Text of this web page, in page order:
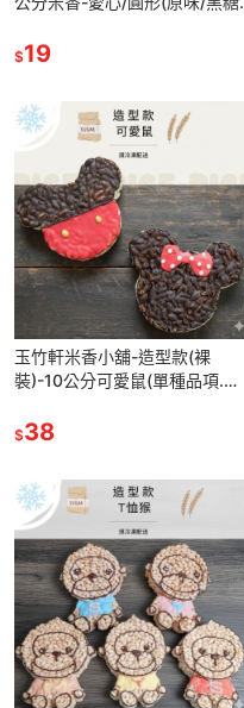
味至少10個)
$19
玉竹軒米香小舖-造型款(裸
裝)-10公分可愛鼠(單種品項.口
$38